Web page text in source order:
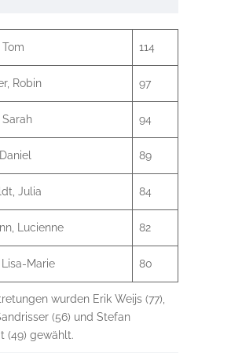
114
Robin 97
Sarah 94
89
Julia 84
Lucienne 82
Marie 80
wurden Erik Weijs (77),
(56) und Stefan
(49) gewählt.